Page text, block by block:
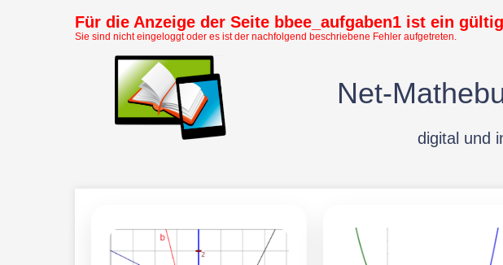
Für die Anzeige der Seite bbee_aufgaben1 ist ein
Sie sind nicht eingeloggt oder es ist der nachfolgend beschriebene Fehler aufgetreten.
Net-
digital und